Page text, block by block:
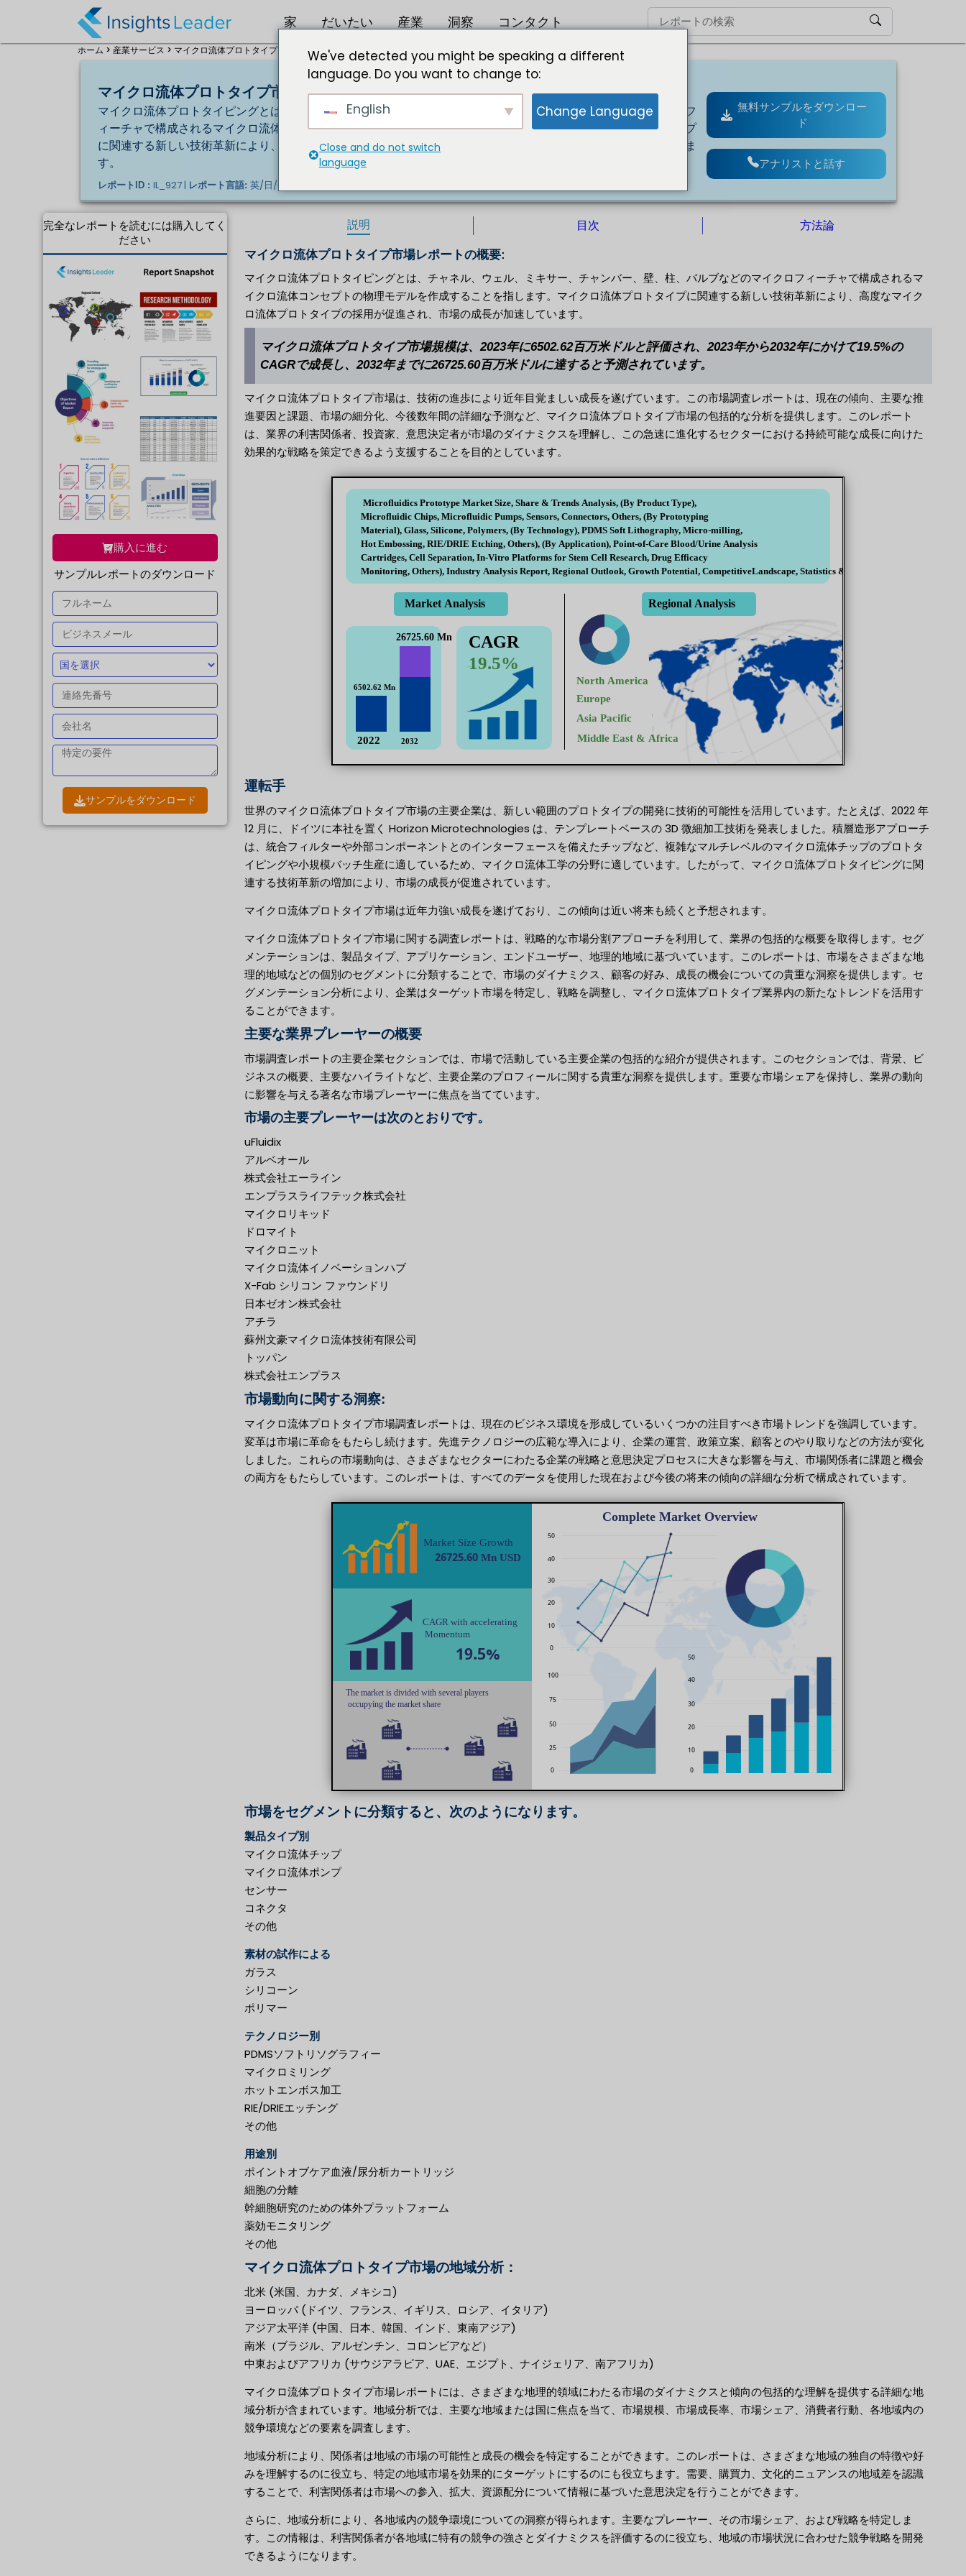
家 だいたい 産業 洞察 コンタクト
ホーム > 産業サービス > マイクロ流体プロトタイプ市場規模 2023 ～ 2032 年
マイクロ流体プロトタイプ市場規模 2032年までに 26億 2,560万規模
マイクロ流体プロトタイピングとは、チャネル、ウェル、ミキサー、チャンバー、壁、柱、バルブなどのマイクロフ
ィーチャで構成されるマイクロ流体コンセプトの物理モデルを作成することを指します。マイクロ流体プロトタイプ
に関連する新しい技術革新により、高度なマイクロ流体プロトタイプの採用が促進され、市場の成長が加速していま
す。
レポートID : IL_927 | レポート言語: 英/日/仏/独 |
無料サンプルをダウンロー
ド
アナリストと話す
完全なレポートを読むには購入してく
ださい
購入に進む
サンプルレポートのダウンロード
サンプルをダウンロード
説明 目次 方法論
マイクロ流体プロトタイプ市場レポートの概要:
マイクロ流体プロトタイピングとは、チャネル、ウェル、ミキサー、チャンバー、壁、柱、バルブなどのマイクロフィーチャで構成されるマ
イクロ流体コンセプトの物理モデルを作成することを指します。マイクロ流体プロトタイプに関連する新しい技術革新により、高度なマイク
ロ流体プロトタイプの採用が促進され、市場の成長が加速しています。
マイクロ流体プロトタイプ市場規模は、2023年に6502.62百万米ドルと評価され、2023年から2032年にかけて19.5%の
CAGRで成長し、2032年までに26725.60百万米ドルに達すると予測されています。
マイクロ流体プロトタイプ市場は、技術の進歩により近年目覚ましい成長を遂げています。この市場調査レポートは、現在の傾向、主要な推
進要因と課題、市場の細分化、今後数年間の詳細な予測など、マイクロ流体プロトタイプ市場の包括的な分析を提供します。このレポート
は、業界の利害関係者、投資家、意思決定者が市場のダイナミクスを理解し、この急速に進化するセクターにおける持続可能な成長に向けた
効果的な戦略を策定できるよう支援することを目的としています。
運転手
世界のマイクロ流体プロトタイプ市場の主要企業は、新しい範囲のプロトタイプの開発に技術的可能性を活用しています。たとえば、2022 年
12 月に、ドイツに本社を置く Horizon Microtechnologies は、テンプレートベースの 3D 微細加工技術を発表しました。積層造形アプローチ
は、統合フィルターや外部コンポーネントとのインターフェースを備えたチップなど、複雑なマルチレベルのマイクロ流体チップのプロトタ
イピングや小規模バッチ生産に適しているため、マイクロ流体工学の分野に適しています。したがって、マイクロ流体プロトタイピングに関
連する技術革新の増加により、市場の成長が促進されています。
マイクロ流体プロトタイプ市場は近年力強い成長を遂げており、この傾向は近い将来も続くと予想されます。
マイクロ流体プロトタイプ市場に関する調査レポートは、戦略的な市場分割アプローチを利用して、業界の包括的な概要を取得します。セグ
メンテーションは、製品タイプ、アプリケーション、エンドユーザー、地理的地域に基づいています。このレポートは、市場をさまざまな地
理的地域などの個別のセグメントに分類することで、市場のダイナミクス、顧客の好み、成長の機会についての貴重な洞察を提供します。セ
グメンテーション分析により、企業はターゲット市場を特定し、戦略を調整し、マイクロ流体プロトタイプ業界内の新たなトレンドを活用す
ることができます。
主要な業界プレーヤーの概要
市場調査レポートの主要企業セクションでは、市場で活動している主要企業の包括的な紹介が提供されます。このセクションでは、背景、ビ
ジネスの概要、主要なハイライトなど、主要企業のプロフィールに関する貴重な洞察を提供します。重要な市場シェアを保持し、業界の動向
に影響を与える著名な市場プレーヤーに焦点を当てています。
市場の主要プレーヤーは次のとおりです。
uFluidix
アルベオール
株式会社エーライン
エンプラスライフテック株式会社
マイクロリキッド
ドロマイト
マイクロニット
マイクロ流体イノベーションハブ
X-Fab シリコン ファウンドリ
日本ゼオン株式会社
アチラ
蘇州文豪マイクロ流体技術有限公司
トッパン
株式会社エンプラス
市場動向に関する洞察:
マイクロ流体プロトタイプ市場調査レポートは、現在のビジネス環境を形成しているいくつかの注目すべき市場トレンドを強調しています。
変革は市場に革命をもたらし続けます。先進テクノロジーの広範な導入により、企業の運営、政策立案、顧客とのやり取りなどの方法が変化
しました。これらの市場動向は、さまざまなセクターにわたる企業の戦略と意思決定プロセスに大きな影響を与え、市場関係者に課題と機会
の両方をもたらしています。このレポートは、すべてのデータを使用した現在および今後の将来の傾向の詳細な分析で構成されています。
市場をセグメントに分類すると、次のようになります。
製品タイプ別
マイクロ流体チップ
マイクロ流体ポンプ
センサー
コネクタ
その他
素材の試作による
ガラス
シリコーン
ポリマー
テクノロジー別
PDMSソフトリソグラフィー
マイクロミリング
ホットエンボス加工
RIE/DRIEエッチング
その他
用途別
ポイントオブケア血液/尿分析カートリッジ
細胞の分離
幹細胞研究のための体外プラットフォーム
薬効モニタリング
その他
マイクロ流体プロトタイプ市場の地域分析：
北米 (米国、カナダ、メキシコ)
ヨーロッパ (ドイツ、フランス、イギリス、ロシア、イタリア)
アジア太平洋 (中国、日本、韓国、インド、東南アジア)
南米（ブラジル、アルゼンチン、コロンビアなど）
中東およびアフリカ (サウジアラビア、UAE、エジプト、ナイジェリア、南アフリカ)
マイクロ流体プロトタイプ市場レポートには、さまざまな地理的領域にわたる市場のダイナミクスと傾向の包括的な理解を提供する詳細な地
域分析が含まれています。地域分析では、主要な地域または国に焦点を当て、市場規模、市場成長率、市場シェア、消費者行動、各地域内の
競争環境などの要素を調査します。
地域分析により、関係者は地域の市場の可能性と成長の機会を特定することができます。このレポートは、さまざまな地域の独自の特徴や好
みを理解するのに役立ち、特定の地域市場を効果的にターゲットにするのにも役立ちます。需要、購買力、文化的ニュアンスの地域差を認識
することで、利害関係者は市場への参入、拡大、資源配分について情報に基づいた意思決定を行うことができます。
さらに、地域分析により、各地域内の競争環境についての洞察が得られます。主要なプレーヤー、その市場シェア、および戦略を特定しま
す。この情報は、利害関係者が各地域に特有の競争の強さとダイナミクスを評価するのに役立ち、地域の市場状況に合わせた競争戦略を開発
できるようになります。
We've detected you might be speaking a different
language. Do you want to change to:
English Change Language
Close and do not switch
language